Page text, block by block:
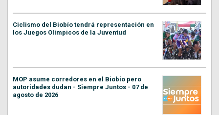
Ciclismo del Biobío tendrá representación en
los Juegos Olímpicos de la Juventud
MOP asume corredores en el Biobío pero
autoridades dudan - Siempre Juntos - 07 de
agosto de 2026